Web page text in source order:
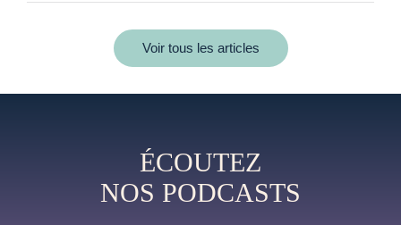
Voir tous les articles
ÉCOUTEZ
NOS PODCASTS